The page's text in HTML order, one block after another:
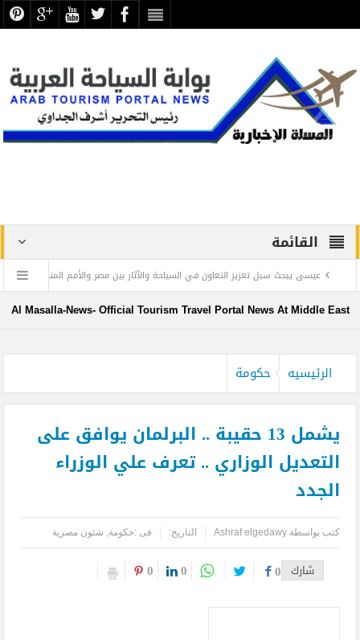
القائمة
يبحث سبل تعزيز التعاون في السياحة والآثار بين مصر والأمم المتحدة الكشف عن أكثر من 2000 رؤوس
Al Masalla-News- Official Tourism Travel Portal News At Middle East
الرئيسيه حكومة
يشمل 13 حقيبة .. البرلمان يوافق على
التعديل الوزاري .. تعرف علي الوزراء
الجدد
كتب بواسطةAshraf elgedawy التاريخ: فى :حكومة شئون مصرية
شارك 0
0
0